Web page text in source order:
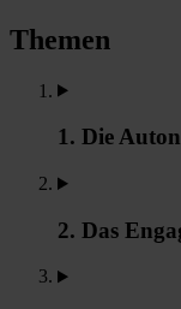
Themen
1. Die
2. Das